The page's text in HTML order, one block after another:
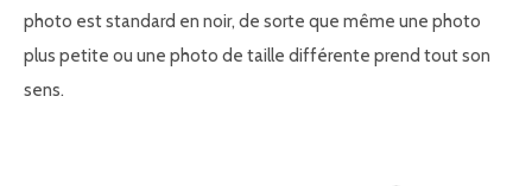
photo est standard en noir, de sorte que même une photo
plus petite ou une photo de taille différente prend tout son
sens.